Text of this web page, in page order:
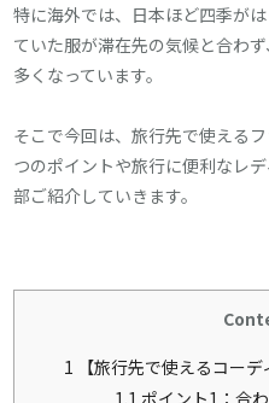
特に海外では、日本ほど四季が
ていた服が滞在先の気候と合わ
多くなっています。
そこで今回は、旅行先で使える
つのポイントや旅行に便利なレ
部ご紹介していきます。
1 【旅行先で使えるコー